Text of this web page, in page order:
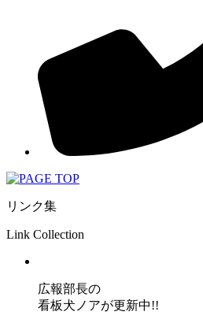
リンク集
Link Collection
広報部長の
看板犬ノアが更新中!!